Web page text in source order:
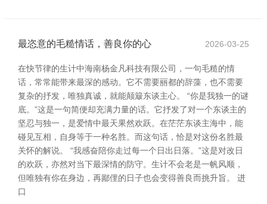
最恣意的毛糙情话，善良你的心 2026-03-25
在快节律的生计中海南杨金凡科技有限公司，一句毛糙的情
话，常常能带来最深的感动。它不需要丽都的辞藻，也不需要
复杂的抒发，唯独真诚，就能颠簸东谈主心。 “你是我独一的谜
底。”这是一句简便却充满力量的话。它抒发了对一个东谈主的
坚忍与独一，是爱情中最天果然欢跃。在茫茫东谈主海中，能
碰见互相，自身等于一种名胜。而这句话，恰是对这份名胜最
关怀的解说。 “我感奋陪你走过每一个日出日落。”这是对改日
的欢跃，亦然对当下最深情的防守。生计不会老是一帆风顺，
但唯独有你在身边，再鄙俚的日子也会变得善良而挑升旨。 进
口